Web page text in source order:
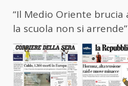
“Il Medio Oriente brucia
la scuola non si